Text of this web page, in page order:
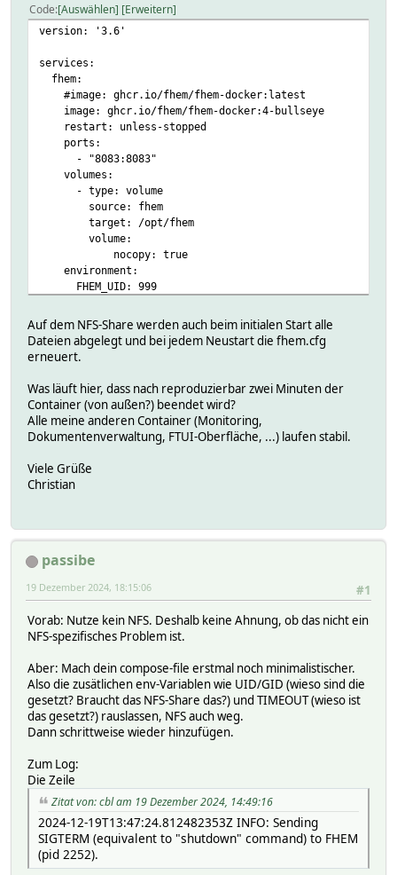
Code Auswählen Erweitern
version: '3.6'
services:
fhem:
#image: ghcr.io/fhem/fhem-docker:latest
image: ghcr.io/fhem/fhem-docker:4-bullseye
restart: unless-stopped
ports:
- "8083:8083"
volumes:
- type: volume
source: fhem
target: /opt/fhem
volume:
nocopy: true
environment:
FHEM_UID: 999
TIMEOUT: 60
TZ: Europe/Berlin
fhem:
driver: local
driver_opts:
type: nfs
o: "addr=nfs.fritz.box,nolock,soft,rw"
device: ":/media/software/docker/fhem"
Auf dem NFS-Share werden auch beim initialen Start alle
Dateien abgelegt und bei jedem Neustart die fhem.cfg
erneuert.
Was läuft hier, dass nach reproduzierbar zwei Minuten der
Container (von außen?) beendet wird?
Alle meine anderen Container (Monitoring,
Dokumentenverwaltung, FTUI-Oberfläche, ...) laufen stabil.
Viele Grüße
Christian
passibe
#1
19 Dezember 2024, 18:15:06
Vorab: Nutze kein NFS. Deshalb keine Ahnung, ob das nicht ein
NFS-spezifisches Problem ist.
Aber: Mach dein compose-file erstmal noch minimalistischer.
Also die zusätlichen env-Variablen wie UID/GID (wieso sind die
gesetzt? Braucht das NFS-Share das?) und TIMEOUT (wieso ist
das gesetzt?) rauslassen, NFS auch weg.
Dann schrittweise wieder hinzufügen.
Zum Log:
Die Zeile
Zitat von: cbl am 19 Dezember 2024, 14:49:16
2024-12-19T13:47:24.812482353Z INFO: Sending
SIGTERM (equivalent to "shutdown" command) to FHEM
(pid 2252).